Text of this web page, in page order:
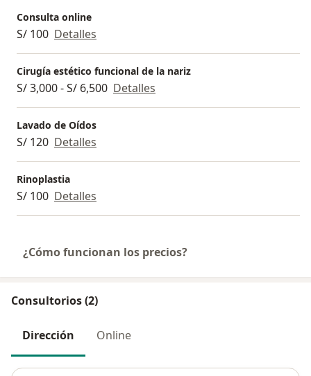
Consulta online
S/ 100 Detalles
Cirugía estético funcional de la nariz
S/ 3,000 - S/ 6,500 Detalles
Lavado de Oídos
S/ 120 Detalles
Rinoplastia
S/ 100 Detalles
¿Cómo funcionan los precios?
Consultorios (2)
Dirección Online